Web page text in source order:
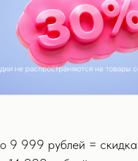
в любое время и в
9 999 рублей =